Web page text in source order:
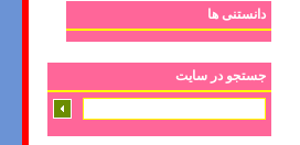
دانستنی ها
جستجو در سایت